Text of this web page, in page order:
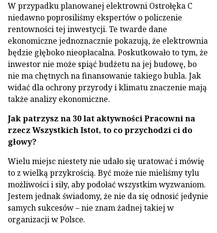
W przypadku planowanej elektrowni Ostrołęka C
niedawno poprosiliśmy ekspertów o policzenie
rentowności tej inwestycji. Te twarde dane
ekonomiczne jednoznacznie pokazują, że elektrownia
będzie głęboko nieopłacalna. Poskutkowało to tym, że
inwestor nie może spiąć budżetu na jej budowę, bo
nie ma chętnych na finansowanie takiego bubla. Jak
widać dla ochrony przyrody i klimatu znaczenie mają
także analizy ekonomiczne.
Jak patrzysz na 30 lat aktywności Pracowni na
rzecz Wszystkich Istot, to co przychodzi ci do
głowy?
Wielu miejsc niestety nie udało się uratować i mówię
to z wielką przykrością. Być może nie mieliśmy tylu
możliwości i siły, aby podołać wszystkim wyzwaniom.
Jestem jednak świadomy, że nie da się odnosić jedynie
samych sukcesów – nie znam żadnej takiej w
organizacji w Polsce.